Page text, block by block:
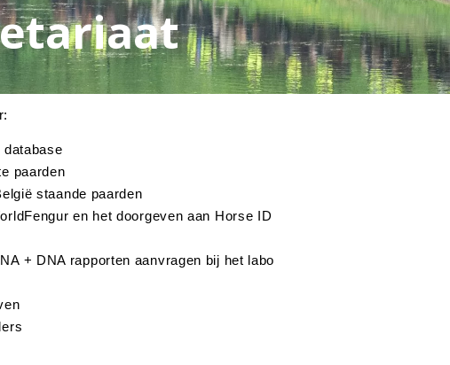
paarden
staande paarden
en het doorgeven aan Horse ID
+ DNA rapporten aanvragen bij het labo